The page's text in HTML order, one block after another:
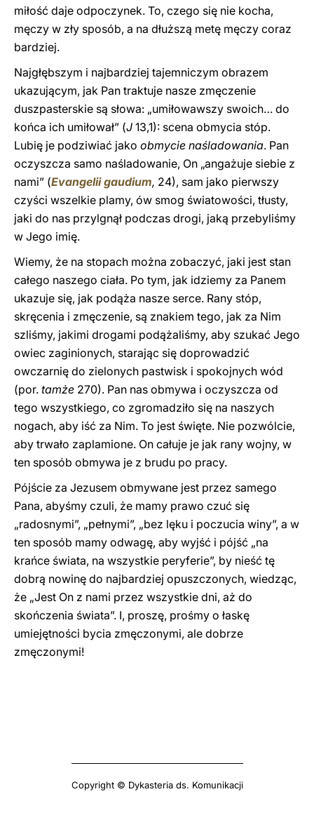
miłość daje odpoczynek. To, czego się nie kocha,
męczy w zły sposób, a na dłuższą metę męczy coraz
bardziej.
Najgłębszym i najbardziej tajemniczym obrazem
ukazującym, jak Pan traktuje nasze zmęczenie
duszpasterskie są słowa: „umiłowawszy swoich… do
końca ich umiłował” (J 13,1): scena obmycia stóp.
Lubię je podziwiać jako obmycie naśladowania. Pan
oczyszcza samo naśladowanie, On „angażuje siebie z
nami” (Evangelii gaudium, 24), sam jako pierwszy
czyści wszelkie plamy, ów smog światowości, tłusty,
jaki do nas przylgnął podczas drogi, jaką przebyliśmy
w Jego imię.
Wiemy, że na stopach można zobaczyć, jaki jest stan
całego naszego ciała. Po tym, jak idziemy za Panem
ukazuje się, jak podąża nasze serce. Rany stóp,
skręcenia i zmęczenie, są znakiem tego, jak za Nim
szliśmy, jakimi drogami podążaliśmy, aby szukać Jego
owiec zaginionych, starając się doprowadzić
owczarnię do zielonych pastwisk i spokojnych wód
(por. tamże 270). Pan nas obmywa i oczyszcza od
tego wszystkiego, co zgromadziło się na naszych
nogach, aby iść za Nim. To jest święte. Nie pozwólcie,
aby trwało zaplamione. On całuje je jak rany wojny, w
ten sposób obmywa je z brudu po pracy.
Pójście za Jezusem obmywane jest przez samego
Pana, abyśmy czuli, że mamy prawo czuć się
„radosnymi”, „pełnymi”, „bez lęku i poczucia winy”, a w
ten sposób mamy odwagę, aby wyjść i pójść „na
krańce świata, na wszystkie peryferie”, by nieść tę
dobrą nowinę do najbardziej opuszczonych, wiedząc,
że „Jest On z nami przez wszystkie dni, aż do
skończenia świata”. I, proszę, prośmy o łaskę
umiejętności bycia zmęczonymi, ale dobrze
zmęczonymi!
Copyright © Dykasteria ds. Komunikacji